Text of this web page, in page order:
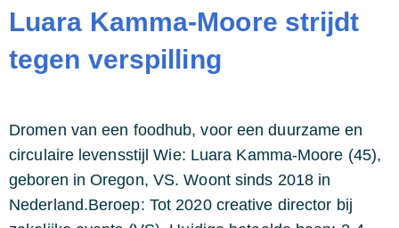
Luara Kamma-Moore strijdt
tegen verspilling
Dromen van een foodhub, voor een duurzame en
circulaire levensstijl Wie: Luara Kamma-Moore (45),
geboren in Oregon, VS. Woont sinds 2018 in
Nederland.Beroep: Tot 2020 creative director bij